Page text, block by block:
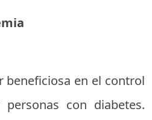
beneficiosa en el control
con diabetes.